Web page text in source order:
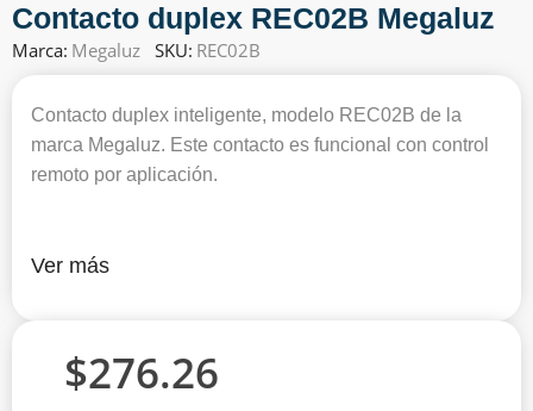
Contacto duplex REC02B Megaluz
Marca: Megaluz SKU: REC02B
Contacto duplex inteligente, modelo REC02B de la
marca Megaluz. Este contacto es funcional con control
remoto por aplicación.
Ver más
$276.26